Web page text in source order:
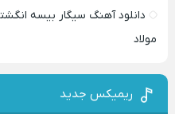
دانلود آهنگ سیگار بیسه
مولاد
ریمیکس جدید